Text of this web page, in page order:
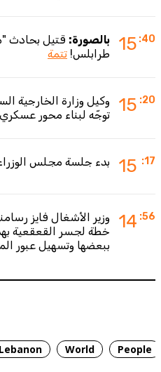
15 :40 بالصورة: قتيل بحادث
طرابلس! تتمة
15 :20
وكيل وزارة الخارجية
توجّه لبناء محور
15 :17 بدء جلسة مجلس
14 :56
وزير الأشغال فايز
خطة لجسر القعقعية
ببعضها وتسهيل عبور
Lebanon World People